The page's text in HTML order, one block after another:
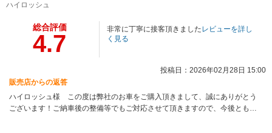
ハイロッシュ
総合評価
4.7
非常に丁寧に接客頂きましたレビューを詳し
く見る
投稿日：2026年02月28日 15:00
販売店からの返答
ハイロッシュ様 この度は弊社のお車をご購入頂きまして、誠にありがとう
ございます！ご納車後の整備等でもご対応させて頂きますので、今後ともよ